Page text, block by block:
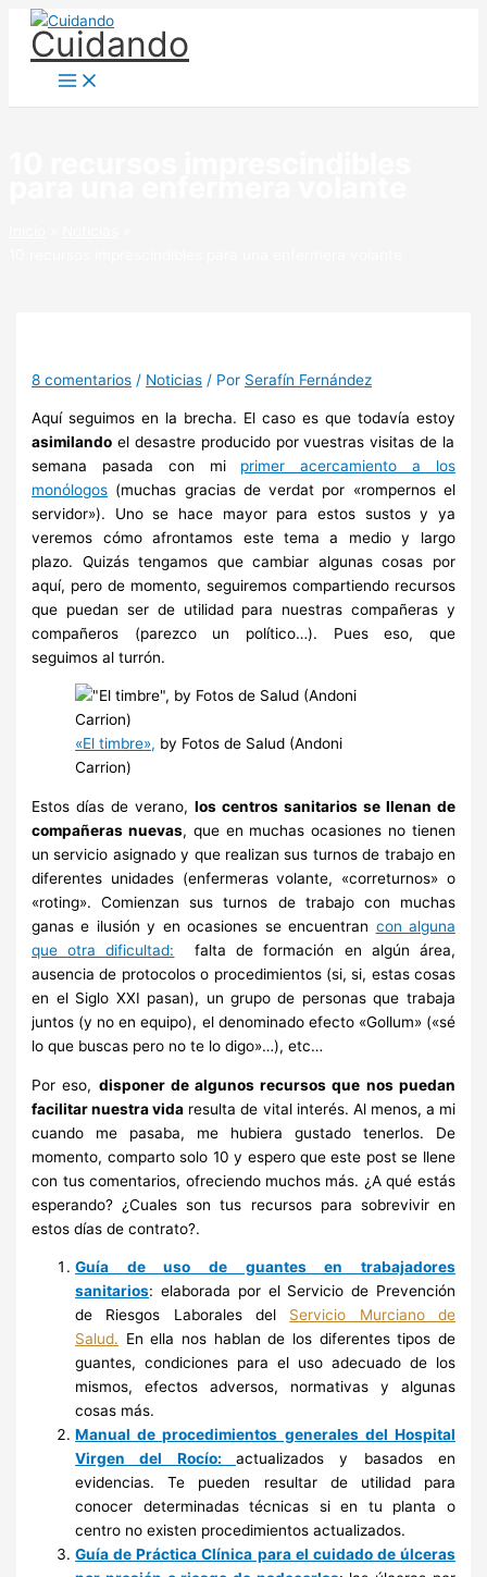
contenido
Cuidando
8 comentarios / Noticias / Por Serafín Fernández
Aquí seguimos en la brecha. El caso es que todavía estoy
asimilando el desastre producido por vuestras visitas de la
semana pasada con mi primer acercamiento a los
monólogos (muchas gracias de verdat por «rompernos el
servidor»). Uno se hace mayor para estos sustos y ya
veremos cómo afrontamos este tema a medio y largo
plazo. Quizás tengamos que cambiar algunas cosas por
aquí, pero de momento, seguiremos compartiendo recursos
que puedan ser de utilidad para nuestras compañeras y
compañeros (parezco un político…). Pues eso, que
seguimos al turrón.
«El timbre», by Fotos de Salud (Andoni
Carrion)
Estos días de verano,los centros sanitarios se llenan de
compañeras nuevas, que en muchas ocasiones no tienen
un servicio asignado y que realizan sus turnos de trabajo en
diferentes unidades (enfermeras volante, «correturnos» o
«roting». Comienzan sus turnos de trabajo con muchas
ganas e ilusión y en ocasiones se encuentran con alguna
que otra dificultad: falta de formación en algún área,
ausencia de protocolos o procedimientos (si, si, estas cosas
en el Siglo XXI pasan), un grupo de personas que trabaja
juntos (y no en equipo), el denominado efecto «Gollum» («sé
lo que buscas pero no te lo digo»…), etc…
Por eso, disponer de algunos recursos que nos puedan
facilitar nuestra vida resulta de vital interés. Al menos, a mi
cuando me pasaba, me hubiera gustado tenerlos. De
momento, comparto solo 10 y espero que este post se llene
con tus comentarios, ofreciendo muchos más. ¿A qué estás
esperando? ¿Cuales son tus recursos para sobrevivir en
estos días de contrato?.
Guía de uso de guantes en trabajadores
sanitarios: elaborada por el Servicio de Prevención
de Riesgos Laborales del Servicio Murciano de
Salud. En ella nos hablan de los diferentes tipos de
guantes, condiciones para el uso adecuado de los
mismos, efectos adversos, normativas y algunas
cosas más.
Manual de procedimientos generales del Hospital
Virgen del Rocío: actualizados y basados en
evidencias. Te pueden resultar de utilidad para
conocer determinadas técnicas si en tu planta o
centro no existen procedimientos actualizados.
Guía de Práctica Clínica para el cuidado de úlceras